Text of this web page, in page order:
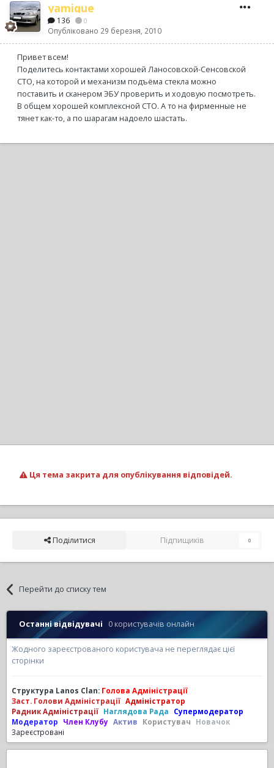
yamique
136 0
Опубліковано 29 березня, 2010
Привет всем!
Поделитесь контактами хорошей Ланосовской-Сенсовской
СТО, на которой и механизм подъёма стекла можно
поставить и сканером ЭБУ проверить и ходовую посмотреть.
В общем хорошей комплексной СТО. А то на фирменные не
тянет как-то, а по шарагам надоело шастать.
Ця тема закрита для опублікування відповідей.
Поділитися Підпищиків 0
Перейти до списку тем
Останні відвідувачі 0 користувачів онлайн
Жодного зареєстрованого користувача не переглядає цієї
сторінки
Структура Lanos Clan: Голова Адміністрації
Заст. Голови Адміністрації Адміністратор
Радник Адміністрації Наглядова Рада
Супермодератор
Модератор
Член Клубу Актив Користувач
Новачок
Зареєстровані